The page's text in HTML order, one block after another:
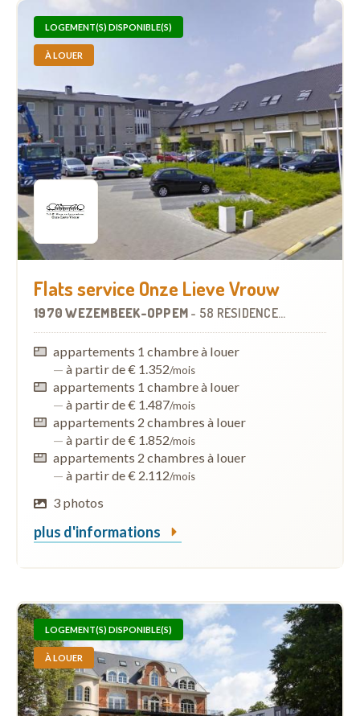
LOGEMENT(S) DISPONIBLE(S)
À LOUER
Flats service Onze Lieve Vrouw
1970 WEZEMBEEK-OPPEM - 58 RÉSIDENCES-SERVICES
appartements 1 chambre à louer
— à partir de € 1.352/mois
appartements 1 chambre à louer
— à partir de € 1.487/mois
appartements 2 chambres à louer
— à partir de € 1.852/mois
appartements 2 chambres à louer
— à partir de € 2.112/mois
3 photos
plus d'informations
LOGEMENT(S) DISPONIBLE(S)
À LOUER